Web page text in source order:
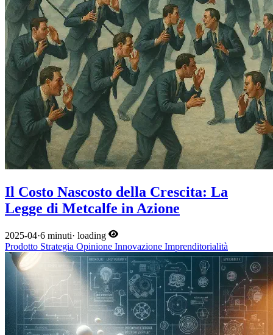
Il Costo Nascosto della Crescita: La
Legge di Metcalfe in Azione
2025-04·6 minuti· loading
Prodotto Strategia Opinione Innovazione Imprenditorialità